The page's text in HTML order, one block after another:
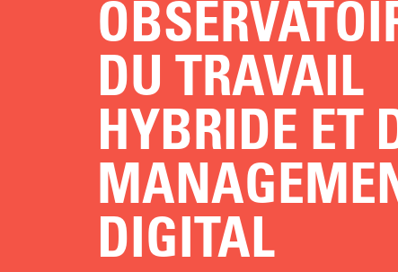
DU TRAVAIL
HYBRIDE ET
DIGITAL